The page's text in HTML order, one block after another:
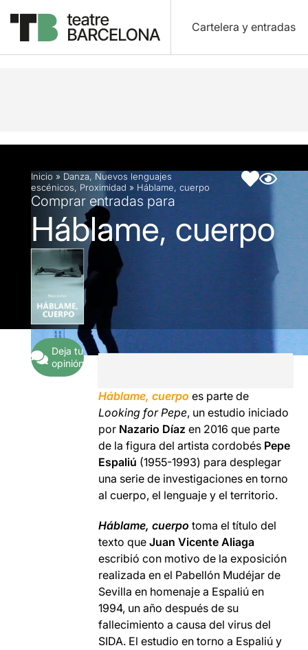
Cartelera y entradas
Descripción Ficha artística
Inicio » Danza, Nuevos lenguajes
escénicos, Proximidad » Háblame, cuerpo
Comprar entradas para
Háblame, cuerpo
Deja tu
opinión
Háblame, cuerpo es parte de
Looking for Pepe, un estudio iniciado
por Nazario Díaz en 2016 que parte
de la figura del artista cordobés Pepe
Espaliú (1955-1993) para desplegar
una serie de investigaciones en torno
al cuerpo, el lenguaje y el territorio.
Háblame, cuerpo toma el título del
texto que Juan Vicente Aliaga
escribió con motivo de la exposición
realizada en el Pabellón Mudéjar de
Sevilla en homenaje a Espaliú en
1994, un año después de su
fallecimiento a causa del virus del
SIDA. El estudio en torno a Espaliú y